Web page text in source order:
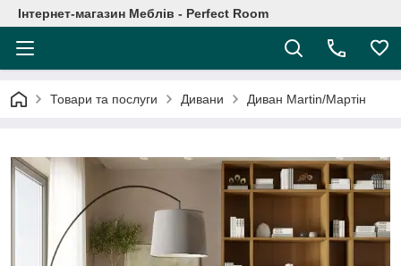
Інтернет-магазин Меблів - Perfect Room
Товари та послуги Дивани Диван Martin/Мартін